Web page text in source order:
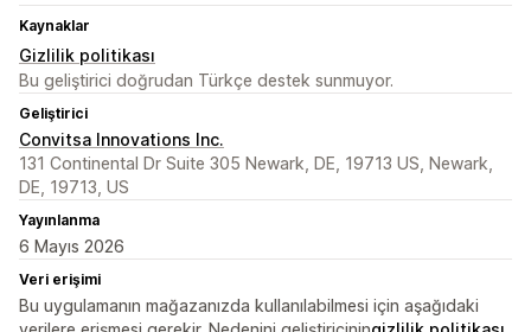
Kaynaklar
Gizlilik politikası
Bu geliştirici doğrudan Türkçe destek sunmuyor.
Geliştirici
Convitsa Innovations Inc.
131 Continental Dr Suite 305 Newark, DE, 19713 US, Newark,
DE, 19713, US
Yayınlanma
6 Mayıs 2026
Veri erişimi
Bu uygulamanın mağazanızda kullanılabilmesi için aşağıdaki